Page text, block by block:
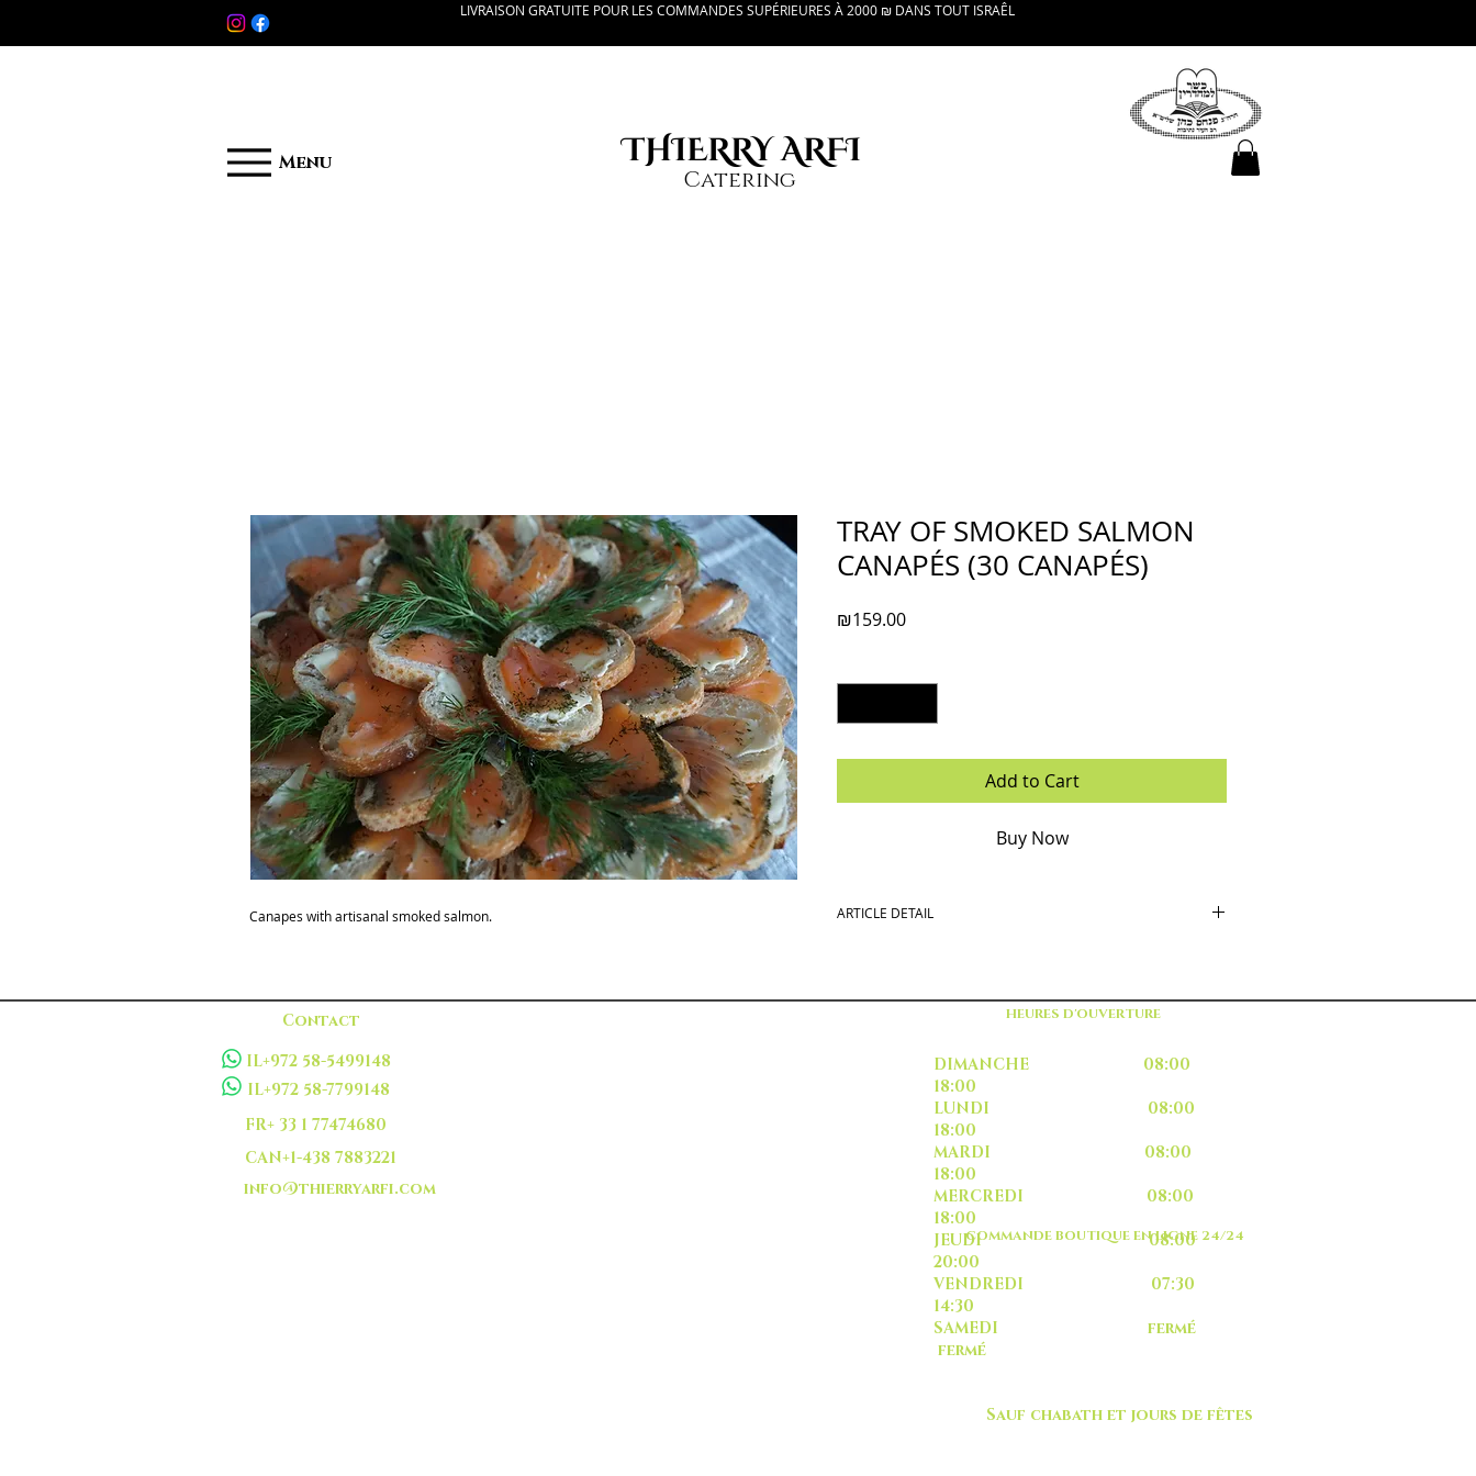
LIVRAISON GRATUITE POUR LES COMMANDES SUPÉRIEURES À 2000 ₪ DANS TOUT ISRAÊL
Menu THIERRY ARFI
Catering
Canapes with artisanal smoked salmon.
TRAY OF SMOKED SALMON
CANAPÉS (30 CANAPÉS)
₪159.00Price
Add to Cart
Buy Now
ARTICLE DETAIL
Contact
IL+972 58-5499148
IL+972 58-7799148
FR+ 33 1 77474680
CAN+1-438 7883221
info@thierryarfi.com
HEURES D'OUVERTURE
COMMANDE BOUTIQUE EN LIGNE 24/24
DIMANCHE 08:00
18:00
LUNDI 08:00
18:00
MARDI 08:00
18:00
MERCREDI 08:00
18:00
JEUDI 08:00
20:00
VENDREDI 07:30
14:30
SAMEDI fermé
fermé
Sauf chabath et jours de fêtes